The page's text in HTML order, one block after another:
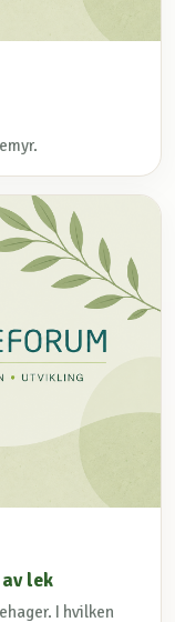
lek
I hvilken